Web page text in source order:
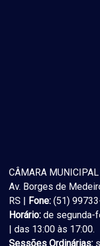
CÂMARA
Av. Borges de
RS |
Fone: (51)
Horário: de segunda-
| das 13:00 às 17:00.
Sessões Ordinárias: